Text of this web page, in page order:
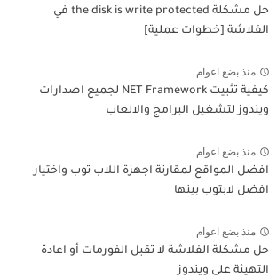
حل مشكلة the disk is write protected في
الفلاشة [خطوات عملية]
منذ بضع اعوام
كيفية تثبيت NET Framework لجميع اصدارات
ويندوز لتشغيل البرامج والالعاب
منذ بضع اعوام
افضل المواقع لمقارنة اجهزة اللاب توب واختيار
افضل لابتوب بينها
منذ بضع اعوام
حل مشكلة الفلاشة لا تقبل الفورمات أو اعادة
التهيئة على ويندوز